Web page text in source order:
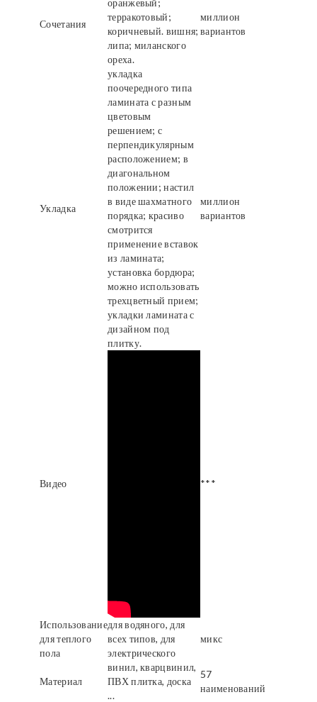
Сочетания
оранжевый;
терракотовый;
коричневый. вишня;
липа; миланского
ореха.
миллион
вариантов
Укладка
укладка
поочередного типа
ламината с разным
цветовым
решением; с
перпендикулярным
расположением; в
диагональном
положении; настил
в виде шахматного
порядка; красиво
смотрится
применение вставок
из ламината;
установка бордюра;
можно использовать
трехцветный прием;
укладки ламината с
дизайном под
плитку.
миллион
вариантов
Видео ***
Использование
для теплого
пола
для водяного, для
всех типов, для
электрического
микс
Материал
винил, кварцвинил,
ПВХ плитка, доска
...
57
наименований